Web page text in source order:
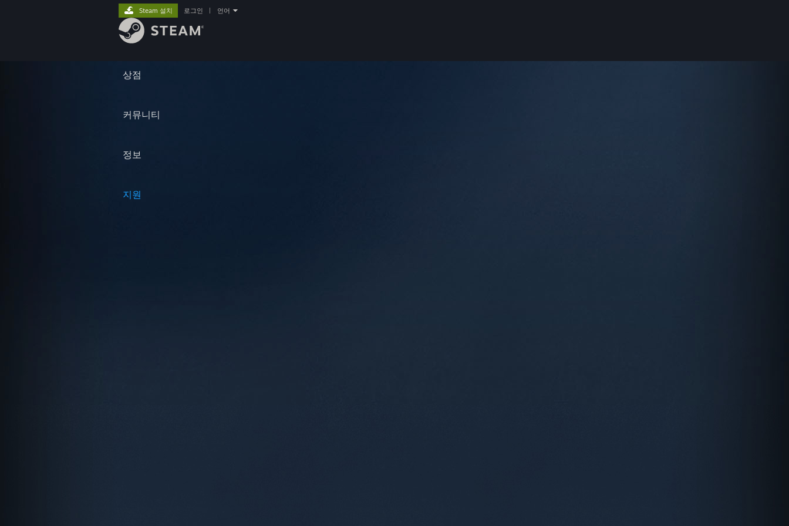
상점
커뮤니티
정보
지원
Steam 설치 로그인 언어